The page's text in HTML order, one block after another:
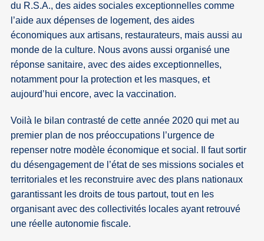
du R.S.A., des aides sociales exceptionnelles comme
l’aide aux dépenses de logement, des aides
économiques aux artisans, restaurateurs, mais aussi au
monde de la culture. Nous avons aussi organisé une
réponse sanitaire, avec des aides exceptionnelles,
notamment pour la protection et les masques, et
aujourd’hui encore, avec la vaccination.
Voilà le bilan contrasté de cette année 2020 qui met au
premier plan de nos préoccupations l’urgence de
repenser notre modèle économique et social. Il faut sortir
du désengagement de l’état de ses missions sociales et
territoriales et les reconstruire avec des plans nationaux
garantissant les droits de tous partout, tout en les
organisant avec des collectivités locales ayant retrouvé
une réelle autonomie fiscale.